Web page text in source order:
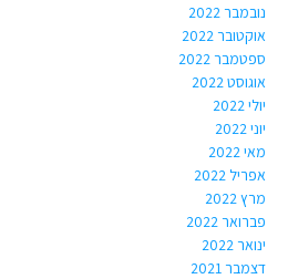
נובמבר 2022
אוקטובר 2022
ספטמבר 2022
אוגוסט 2022
יולי 2022
יוני 2022
מאי 2022
אפריל 2022
מרץ 2022
פברואר 2022
ינואר 2022
דצמבר 2021